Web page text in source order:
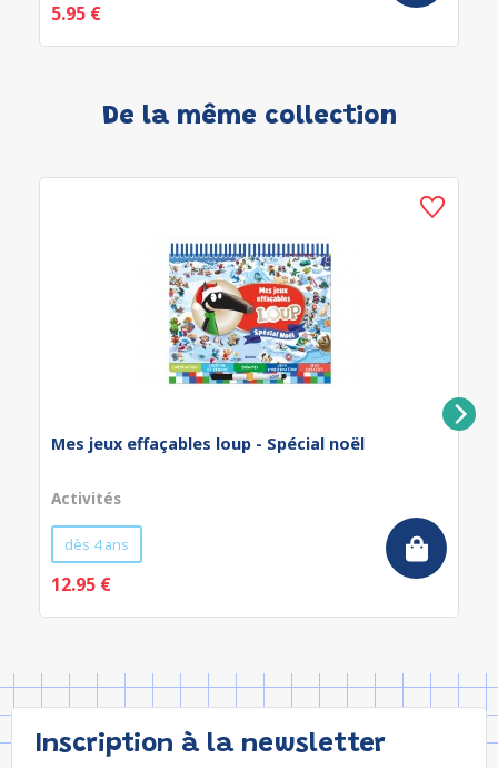
5.95 €
De la même collection
Mes jeux effaçables loup - Spécial noël
Activités
dès 4 ans
12.95 €
Inscription à la newsletter